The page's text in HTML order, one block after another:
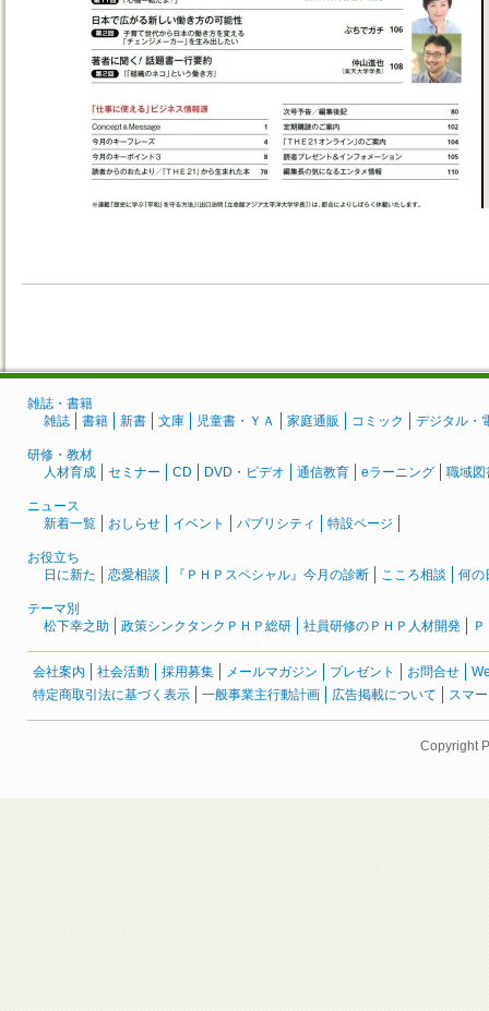
雑誌・書籍
雑誌
書籍 新書 文庫 児童書・ＹＡ 家庭通販 コミック デジタル・
研修・教材
人材育成
セミナー CD DVD・ビデオ 通信教育 eラーニング 職域図
ニュース
新着一覧
おしらせ イベント パブリシティ 特設ページ
お役立ち
日に新た
恋愛相談 『ＰＨＰスペシャル』今月の診断 こころ相談 何の
テーマ別
松下幸之助
政策シンクタンクＰＨＰ総研 社員研修のＰＨＰ人材開発
会社案内 社会活動 採用募集 メールマガジン プレゼント お問合せ
特定商取引法に基づく表示
一般事業主行動計画 広告掲載について スマ
Copyright